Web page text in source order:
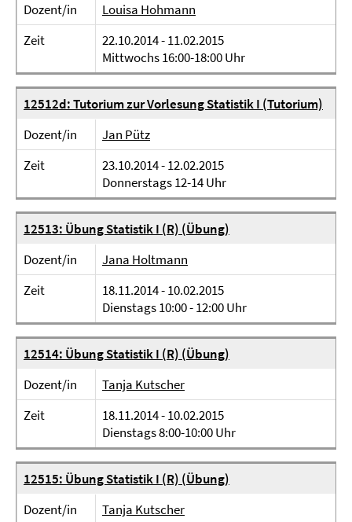
Dozent/in
Louisa Hohmann
Zeit
22.10.2014 - 11.02.2015
Mittwochs 16:00-18:00 Uhr
12512d: Tutorium zur Vorlesung Statistik I (Tutorium)
Dozent/in
Jan Pütz
Zeit
23.10.2014 - 12.02.2015
Donnerstags 12-14 Uhr
12513: Übung Statistik I (R) (Übung)
Dozent/in
Jana Holtmann
Zeit
18.11.2014 - 10.02.2015
Dienstags 10:00 - 12:00 Uhr
12514: Übung Statistik I (R) (Übung)
Dozent/in
Tanja Kutscher
Zeit
18.11.2014 - 10.02.2015
Dienstags 8:00-10:00 Uhr
12515: Übung Statistik I (R) (Übung)
Dozent/in
Tanja Kutscher